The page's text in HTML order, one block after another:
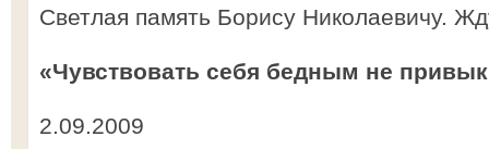
Светлая память Борису Николаевичу.
«Чувствовать себя бедным не
2.09.2009